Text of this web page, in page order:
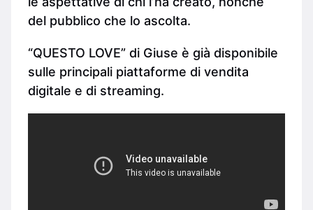
del pubblico che lo ascolta.
“QUESTO LOVE” di Giuse è già disponibile
sulle principali piattaforme di vendita
digitale e di streaming.